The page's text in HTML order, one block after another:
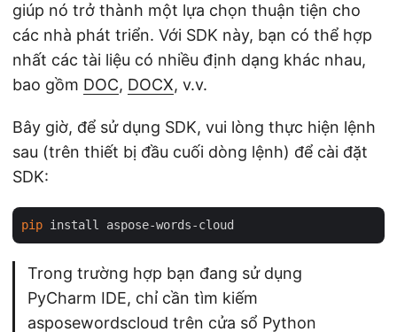
giúp nó trở thành một lựa chọn thuận tiện cho
các nhà phát triển. Với SDK này, bạn có thể hợp
nhất các tài liệu có nhiều định dạng khác nhau,
bao gồm DOC, DOCX, v.v.
Bây giờ, để sử dụng SDK, vui lòng thực hiện lệnh
sau (trên thiết bị đầu cuối dòng lệnh) để cài đặt
SDK:
pip
Trong trường hợp bạn đang sử dụng
PyCharm IDE, chỉ cần tìm kiếm
asposewordscloud trên cửa sổ Python